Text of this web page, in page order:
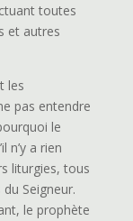
toutes
et autres
les
pas entendre
le
n’y a rien
liturgies, tous
Seigneur.
le prophète